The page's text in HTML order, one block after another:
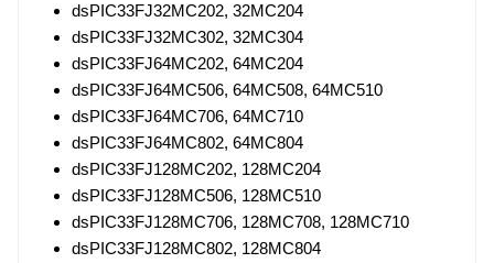
dsPIC33FJ32MC202, 32MC204
dsPIC33FJ32MC302, 32MC304
dsPIC33FJ64MC202, 64MC204
dsPIC33FJ64MC506, 64MC508, 64MC510
dsPIC33FJ64MC706, 64MC710
dsPIC33FJ64MC802, 64MC804
dsPIC33FJ128MC202, 128MC204
dsPIC33FJ128MC506, 128MC510
dsPIC33FJ128MC706, 128MC708, 128MC710
dsPIC33FJ128MC802, 128MC804